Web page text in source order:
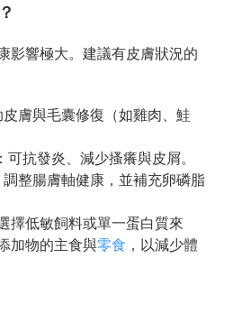
影響極大。建議有皮膚狀況的
膚與毛囊修復（如雞肉、鮭
：可抗發炎、減少搔癢與皮屑。
調整腸膚軸健康，並補充卵磷脂
擇低敏飼料或單一蛋白質來
加物的主食與零食 ，以減少體